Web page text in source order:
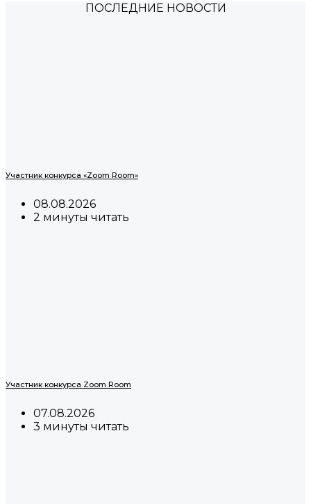
ПОСЛЕДНИЕ НОВОСТИ
Участник конкурса «Zoom Room»
08.08.2026
2 минуты читать
Участник конкурса Zoom Room
07.08.2026
3 минуты читать